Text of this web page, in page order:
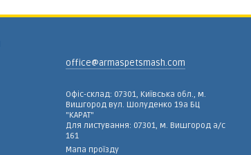
office@armaspetsmash.com
Офіс-склад: 07301, Київська обл., м.
Вишгород вул. Шолуденко 19а БЦ
"КАРАТ"
Для листування: 07301, м. Вишгород а/с
161
Мапа проїзду